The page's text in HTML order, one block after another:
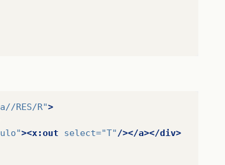
RES/R">
><x:out select="T" /></a></div>